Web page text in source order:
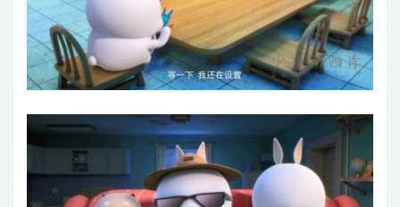
第22集 喜欢的食物没有对错
第23集 艺术就是难以捉摸
第24集 心里想的总是难以说出口
第25集 抢红包也有规矩的
第27集 你为何如此优秀？
第29集 害怕的东西多大岁数都害怕
第30集 这种垃圾是扫不完的
第31集 这届老年人，真酷